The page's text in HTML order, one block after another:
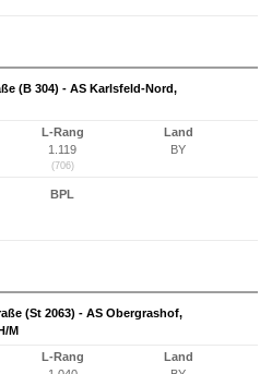
(B 304) - AS Karlsfeld-Nord,
L-Rang
1.119
(706)
Land
BY
BPL
(St 2063) - AS Obergrashof,
M
L-Rang
Land